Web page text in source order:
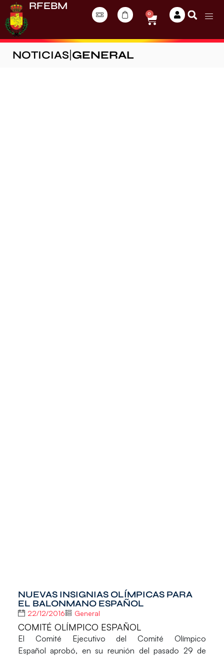
RFEBM
0
NOTICIAS GENERAL
NUEVAS INSIGNIAS OLÍMPICAS PARA
EL BALONMANO ESPAÑOL
22/12/2016 General
COMITÉ OLÍMPICO ESPAÑOL
El Comité Ejecutivo delComité Olímpico
Español aprobó, en su reunión del pasado 29 de